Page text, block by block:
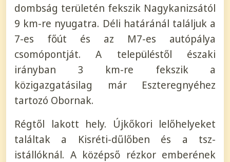
dombság területén fekszik Nagykanizsától
9 km-re nyugatra. Déli határánál találjuk a
7-es főút és az M7-es autópálya
csomópontját. A településtől északi
irányban 3 km-re fekszik a
közigazgatásilag már Eszteregnyéhez
tartozó Obornak.
Régtől lakott hely. Újkőkori lelőhelyeket
találtak a Kisréti-dűlőben és a tsz-
istállóknál. A középső rézkor emberének